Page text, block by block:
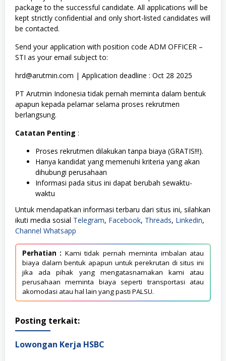
package to the successful candidate. All applications will be
kept strictly confidential and only short-listed candidates will
be contacted.
Send your application with position code ADM OFFICER –
STI as your email subject to:
hrd@arutmin.com | Application deadline : Oct 28 2025
PT Arutmin Indonesia tidak pernah meminta dalam bentuk
apapun kepada pelamar selama proses rekrutmen
berlangsung.
Catatan Penting :
Proses rekrutmen dilakukan tanpa biaya (GRATIS!!!).
Hanya kandidat yang memenuhi kriteria yang akan
dihubungi perusahaan
Informasi pada situs ini dapat berubah sewaktu-
waktu
Untuk mendapatkan informasi terbaru dari situs ini, silahkan
ikuti media sosial Telegram, Facebook, Threads, Linkedin,
Channel Whatsapp
Perhatian : Kami tidak pernah meminta imbalan atau
biaya dalam bentuk apapun untuk perekrutan di situs ini
jika ada pihak yang mengatasnamakan kami atau
perusahaan meminta biaya seperti transportasi atau
akomodasi atau hal lain yang pasti PALSU.
Posting terkait:
Lowongan Kerja HSBC